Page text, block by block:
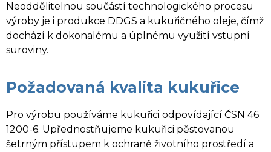
Neoddělitelnou součástí technologického procesu
výroby je i produkce DDGS a kukuřičného oleje, čímž
dochází k dokonalému a úplnému využití vstupní
suroviny.
Požadovaná kvalita kukuřice
Pro výrobu používáme kukuřici odpovídající ČSN 46
1200-6. Upřednostňujeme kukuřici pěstovanou
šetrným přístupem k ochraně životního prostředí a